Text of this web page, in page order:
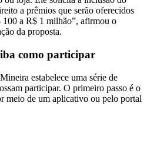
a prêmios que serão oferecidos
100 a R$ 1 milhão”, afirmou o
da proposta.
como participar
estabelece uma série de
participar. O primeiro passo é o
meio de um aplicativo ou pelo portal